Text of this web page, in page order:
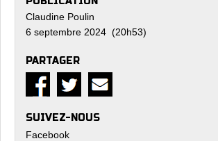
Claudine Poulin
6 septembre 2024 (20h53)
PARTAGER
SUIVEZ-NOUS
Facebook